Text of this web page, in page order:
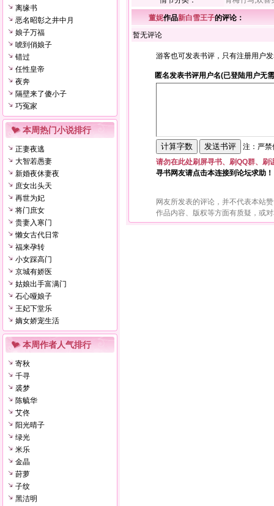
离缘书
恶名昭彰之井中月
娘子万福
唬到俏娘子
错过
任性皇帝
夜奔
隔壁来了傻小子
巧冤家
本周热门小说排行
正妻夜逃
大智若愚妻
新婚夜休妻夜
庶女出头天
再世为妃
将门庶女
贵妻入寒门
懒女古代日常
福来孕转
小女踩高门
京城有娇医
姑娘出手富满门
石心哑娘子
王妃下堂乐
嫡女娇宠生活
本周作者人气排行
寄秋
千寻
裘梦
陈毓华
艾佟
阳光晴子
绿光
米乐
金晶
莳萝
子纹
黑洁明
董妮作品新白雪王子的评论：
暂无评论
游客也可发表书评，只有注册用户
匿名发表书评用户名(已登陆用户无
注：严
请勿在此处刷屏寻书、刷QQ群、刷
寻书网友请点击本连接到论坛求助！
网友所发表的评论，并不代表本站
作品内容、版权等方面有质疑，或